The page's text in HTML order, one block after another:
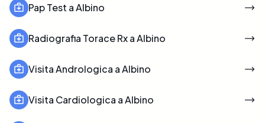
Pap Test a Albino
Radiografia Torace Rx a Albino
Visita Andrologica a Albino
Visita Cardiologica a Albino